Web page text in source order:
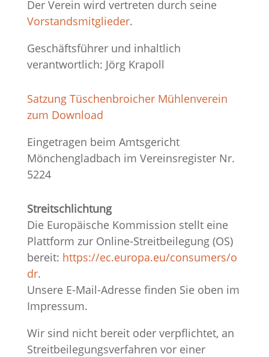
Der Verein wird vertreten durch seine
Vorstandsmitglieder.
Geschäftsführer und inhaltlich
verantwortlich: Jörg Krapoll
Satzung Tüschenbroicher Mühlenverein
zum Download
Eingetragen beim Amtsgericht
Mönchengladbach im Vereinsregister Nr.
5224
Streitschlichtung
Die Europäische Kommission stellt eine
Plattform zur Online-Streitbeilegung (OS)
bereit: https://ec.europa.eu/consumers/o
dr.
Unsere E-Mail-Adresse finden Sie oben im
Impressum.
Wir sind nicht bereit oder verpflichtet, an
Streitbeilegungsverfahren vor einer